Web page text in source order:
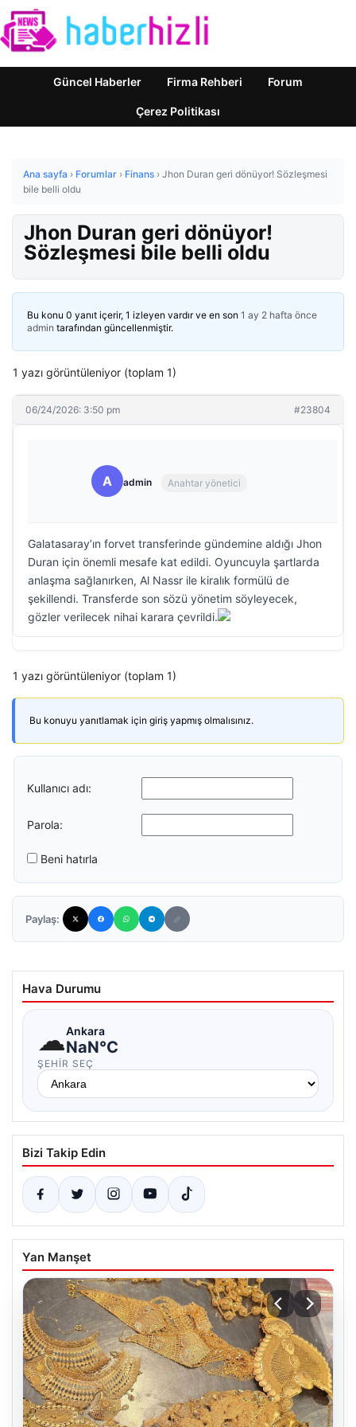
Güncel Haberler Firma Rehberi Forum
Çerez Politikası
Ana sayfa › Forumlar › Finans › Jhon Duran geri dönüyor! Sözleşmesi
bile belli oldu
Jhon Duran geri dönüyor!
Sözleşmesi bile belli oldu
Bu konu 0 yanıt içerir, 1 izleyen vardır ve en son 1 ay 2 hafta önce
admin tarafından güncellenmiştir.
1 yazı görüntüleniyor (toplam 1)
06/24/2026: 3:50 pm #23804
A admin Anahtar yönetici
Galatasaray’ın forvet transferinde gündemine aldığı Jhon
Duran için önemli mesafe kat edildi. Oyuncuyla şartlarda
anlaşma sağlanırken, Al Nassr ile kiralık formülü de
şekillendi. Transferde son sözü yönetim söyleyecek,
gözler verilecek nihai karara çevrildi.
1 yazı görüntüleniyor (toplam 1)
Bu konuyu yanıtlamak için giriş yapmış olmalısınız.
Kullanıcı adı:
Parola:
Beni hatırla
Paylaş:
Hava Durumu
☁Ankara
NaN°C
ŞEHIR SEÇ
Bizi Takip Edin
Yan Manşet